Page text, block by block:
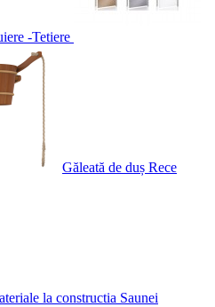
-Tetiere
Găleată de duș Rece
la constructia Saunei